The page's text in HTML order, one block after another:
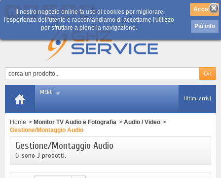
0
MENU
Ultimi arrivi
Il nostro negozio online fa uso di cookies per migliorare
l'esperienza dell'utente e raccomandiamo di accettarne l'utilizzo
per sfruttare a pieno la navigazione.
Piú info
Home > Monitor TV Audio e Fotografia > Audio / Video >
Gestione/Montaggio Audio
Gestione/Montaggio Audio
Ci sono 3 prodotti.